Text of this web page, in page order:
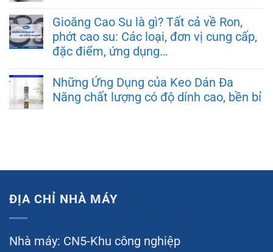
Gioăng Cao Su là gì? Tất cả về Ron,
phớt cao su: Các loại, đơn vị cung cấp,
đặc điểm, ứng dụng…
Những Ứng Dụng của Keo Dán Đa
Năng chất lượng có độ dính cao, bền bỉ
ĐỊA CHỈ NHÀ MÁY
Nhà máy: CN5-Khu công nghiệp